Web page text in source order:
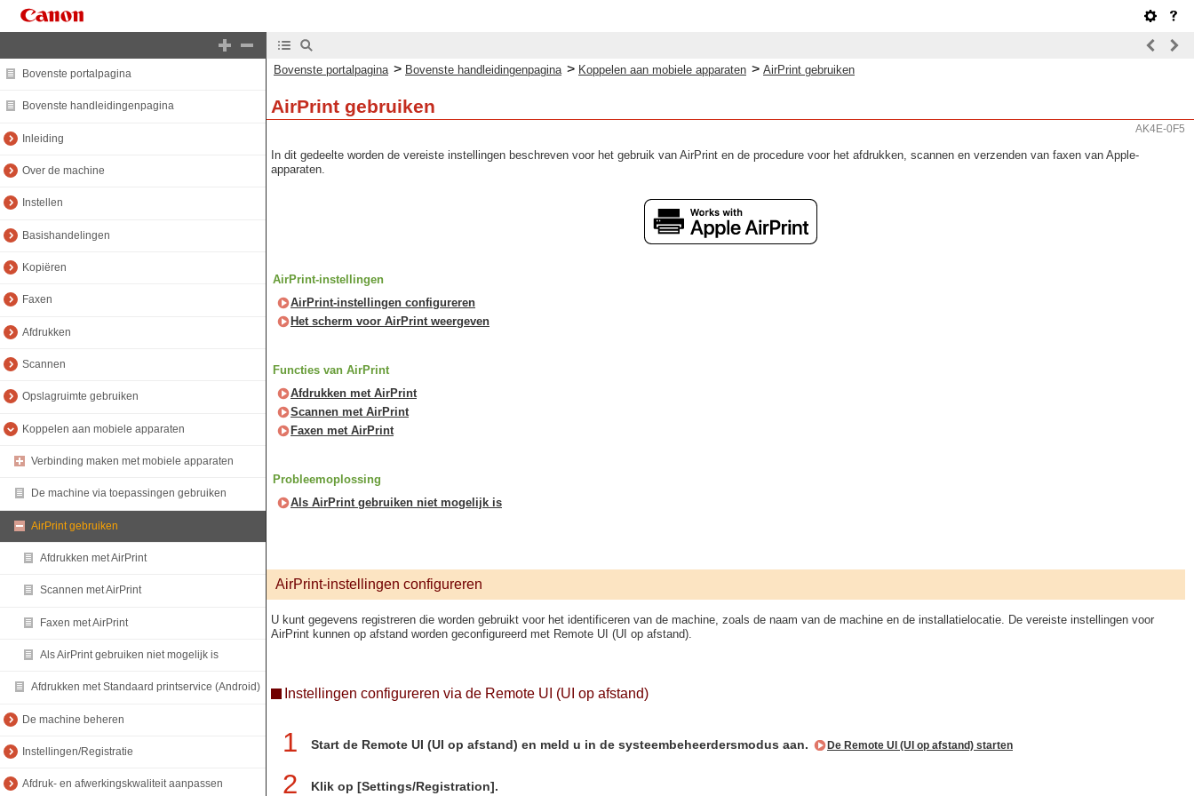
Bovenste portalpagina
Bovenste handleidingenpagina
Inleiding
Over de machine
Instellen
Basishandelingen
Kopiëren
Faxen
Afdrukken
Scannen
Opslagruimte gebruiken
Koppelen aan mobiele apparaten
Verbinding maken met mobiele apparaten
De machine via toepassingen gebruiken
AirPrint gebruiken
Afdrukken met AirPrint
Scannen met AirPrint
Faxen met AirPrint
Als AirPrint gebruiken niet mogelijk is
Afdrukken met Standaard printservice (Android)
De machine beheren
Instellingen/Registratie
Afdruk- en afwerkingskwaliteit aanpassen
Bovenste portalpagina > Bovenste handleidingenpagina > Koppelen aan mobiele apparaten > AirPrint gebruiken
AirPrint gebruiken
AK4E-0F5
In dit gedeelte worden de vereiste instellingen beschreven voor het gebruik van AirPrint en de procedure voor het afdrukken, scannen en verzenden van faxen van Apple-
apparaten.
AirPrint-instellingen
AirPrint-instellingen configureren
Het scherm voor AirPrint weergeven
Functies van AirPrint
Afdrukken met AirPrint
Scannen met AirPrint
Faxen met AirPrint
Probleemoplossing
Als AirPrint gebruiken niet mogelijk is
AirPrint-instellingen configureren
U kunt gegevens registreren die worden gebruikt voor het identificeren van de machine, zoals de naam van de machine en de installatielocatie. De vereiste instellingen voor
AirPrint kunnen op afstand worden geconfigureerd met Remote UI (UI op afstand).
Instellingen configureren via de Remote UI (UI op afstand)
1 Start de Remote UI (UI op afstand) en meld u in de systeembeheerdersmodus aan. De Remote UI (UI op afstand) starten
2 Klik op [Settings/Registration].